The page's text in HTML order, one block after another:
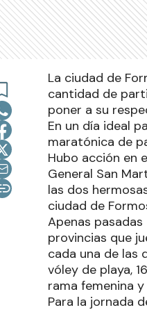
La ciudad de
cantidad de
poner a su
En un día ideal
maratónica de
Hubo acción en
General San
las dos
ciudad de
Apenas
provincias que
cada una de las
vóley de playa,
rama femenina
Para la jornada